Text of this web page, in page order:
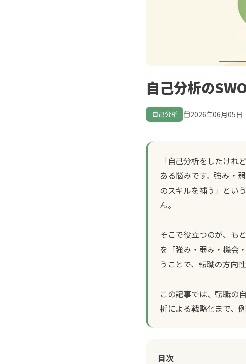
自己分析の
自己分析 2026年06月05日
「自己分析をしたけ
ある悩みです。強み・
のスキルを補う」とい
ん。
そこで役立つのが、も
を「強み・弱み・機会
うことで、転職の方向
この記事では、転職の
析による戦略化まで、
目次